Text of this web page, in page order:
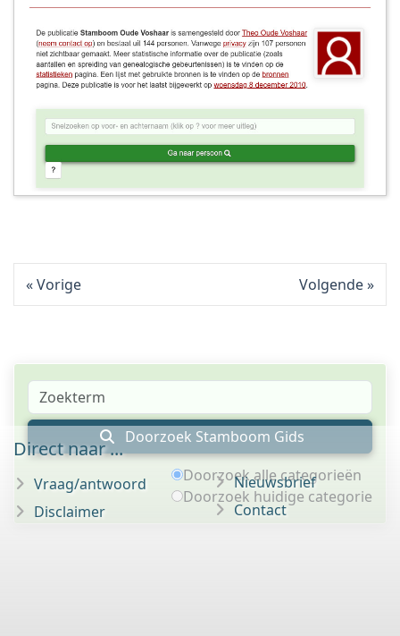
Vorige Volgende
Doorzoek Stamboom Gids
Doorzoek alle categorieën
Doorzoek huidige categorie
Direct naar ...
Vraag/antwoord
Disclaimer
Nieuwsbrief
Contact